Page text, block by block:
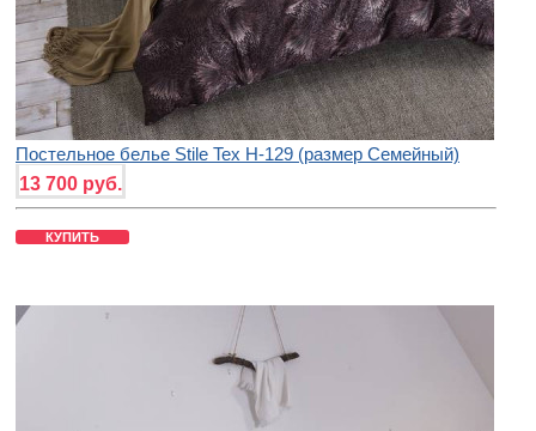
Постельное белье Stile Tex H-129 (размер Семейный)
13 700 руб.
КУПИТЬ